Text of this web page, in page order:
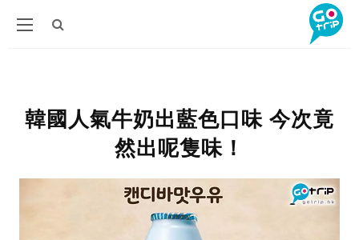
韓國人氣牛奶出藍色口味 今次竟
然出呢隻味！